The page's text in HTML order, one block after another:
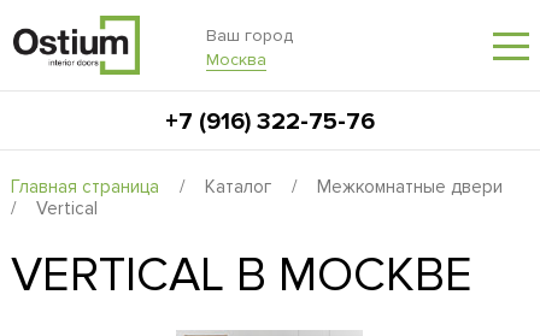
Ваш город
Москва
+7 (916) 322-75-76
Главная страница / Каталог /
Межкомнатные двери
/
Vertical
VERTICAL В МОСКВЕ